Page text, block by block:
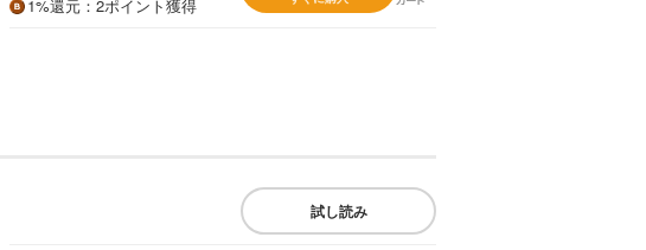
1%還元 ：2ポイント獲得
試し読み